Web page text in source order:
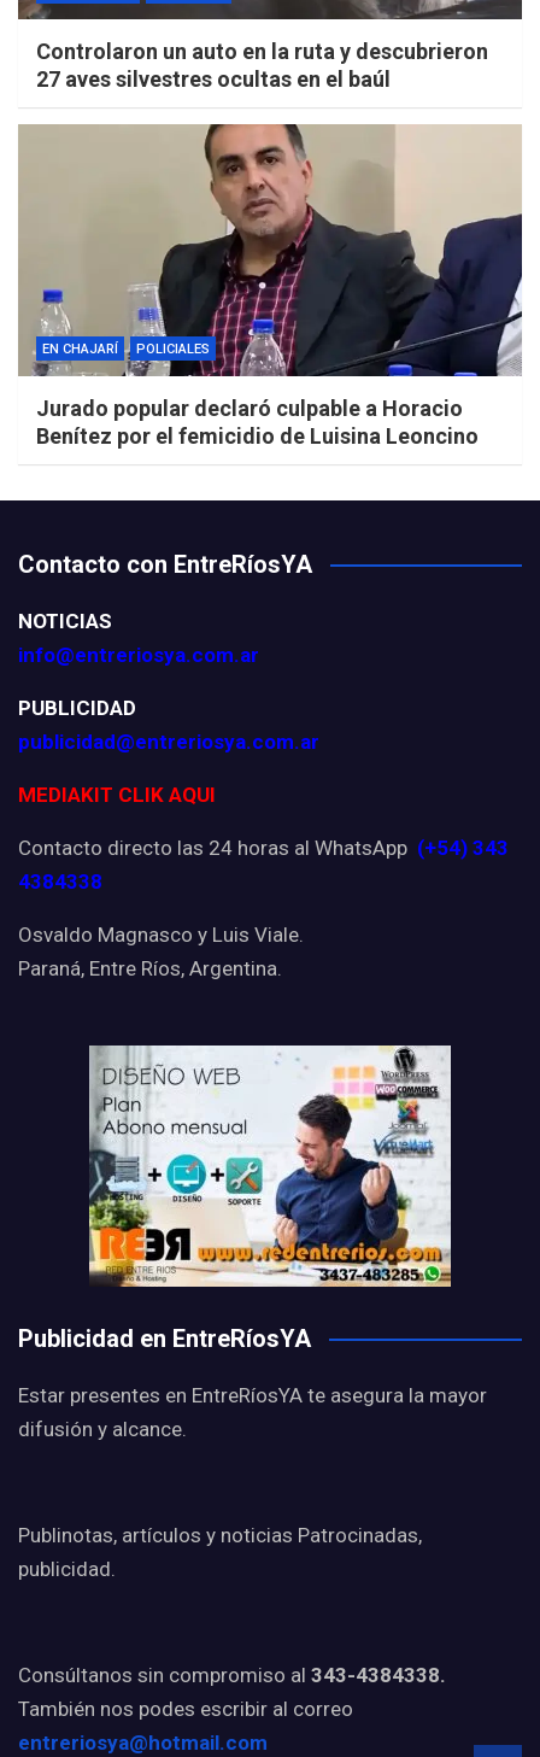
Controlaron un auto en la ruta y descubrieron
27 aves silvestres ocultas en el baúl
EN CHAJARÍ POLICIALES
Jurado popular declaró culpable a Horacio
Benítez por el femicidio de Luisina Leoncino
Contacto con EntreRíosYA
NOTICIAS
info@entreriosya.com.ar
PUBLICIDAD
publicidad@entreriosya.com.ar
MEDIAKIT CLIK AQUI
Contacto directo las 24 horas al WhatsApp (+54) 343
4384338
Osvaldo Magnasco y Luis Viale.
Paraná, Entre Ríos, Argentina.
Publicidad en EntreRíosYA
Estar presentes en EntreRíosYA te asegura la mayor
difusión y alcance.
Publinotas, artículos y noticias Patrocinadas,
publicidad.
Consúltanos sin compromiso al 343-4384338.
También nos podes escribir al correo
entreriosya@hotmail.com